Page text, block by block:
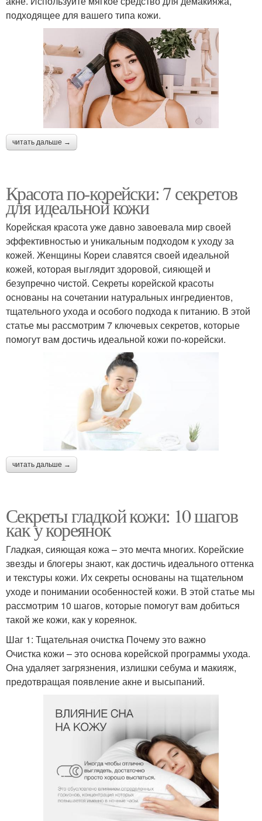
подходящее для вашего типа кожи.
читать дальше →
Красота по-корейски: 7 секретов
для идеальной кожи
Корейская красота уже давно завоевала мир своей
эффективностью и уникальным подходом к уходу за
кожей. Женщины Кореи славятся своей идеальной
кожей, которая выглядит здоровой, сияющей и
безупречно чистой. Секреты корейской красоты
основаны на сочетании натуральных ингредиентов,
тщательного ухода и особого подхода к питанию. В этой
статье мы рассмотрим 7 ключевых секретов, которые
помогут вам достичь идеальной кожи по-корейски.
читать дальше →
Секреты гладкой кожи: 10 шагов
как у кореянок
Гладкая, сияющая кожа – это мечта многих. Корейские
звезды и блогеры знают, как достичь идеального оттенка
и текстуры кожи. Их секреты основаны на тщательном
уходе и понимании особенностей кожи. В этой статье мы
рассмотрим 10 шагов, которые помогут вам добиться
такой же кожи, как у кореянок.
Шаг 1: Тщательная очистка Почему это важно
Очистка кожи – это основа корейской программы ухода.
Она удаляет загрязнения, излишки себума и макияж,
предотвращая появление акне и высыпаний.